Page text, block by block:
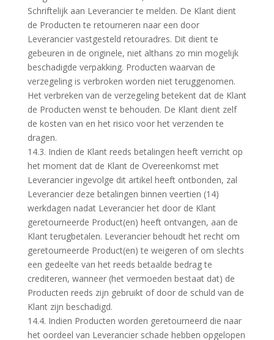
Schriftelijk aan Leverancier te melden. De Klant dient
de Producten te retourneren naar een door
Leverancier vastgesteld retouradres. Dit dient te
gebeuren in de originele, niet althans zo min mogelijk
beschadigde verpakking. Producten waarvan de
verzegeling is verbroken worden niet teruggenomen.
Het verbreken van de verzegeling betekent dat de Klant
de Producten wenst te behouden. De Klant dient zelf
de kosten van en het risico voor het verzenden te
dragen.
14.3. Indien de Klant reeds betalingen heeft verricht op
het moment dat de Klant de Overeenkomst met
Leverancier ingevolge dit artikel heeft ontbonden, zal
Leverancier deze betalingen binnen veertien (14)
werkdagen nadat Leverancier het door de Klant
geretourneerde Product(en) heeft ontvangen, aan de
Klant terugbetalen. Leverancier behoudt het recht om
geretourneerde Product(en) te weigeren of om slechts
een gedeelte van het reeds betaalde bedrag te
crediteren, wanneer (het vermoeden bestaat dat) de
Producten reeds zijn gebruikt of door de schuld van de
Klant zijn beschadigd.
14.4. Indien Producten worden geretourneerd die naar
het oordeel van Leverancier schade hebben opgelopen